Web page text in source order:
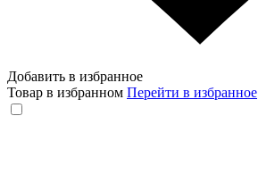
Добавить в избранное
Товар в избранном Перейти в избранное